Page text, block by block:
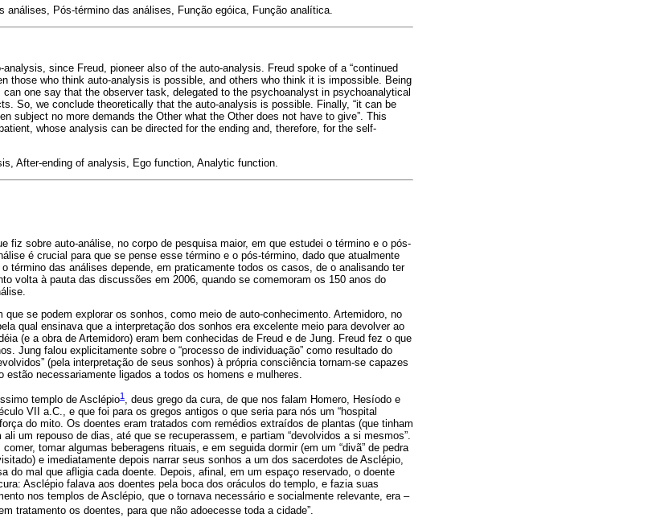
análises, Pós-término das análises, Função egóica, Função analítica.
since Freud, pioneer also of the auto-analysis. Freud spoke of a “continued
those who think auto-analysis is possible, and others who think it is impossible. Being
one say that the observer task, delegated to the psychoanalyst in psychoanalytical
So, we conclude theoretically that the auto-analysis is possible. Finally, “it can be
subject no more demands the Other what the Other does not have to give”. This
whose analysis can be directed for the ending and, therefore, for the self-
After-ending of analysis, Ego function, Analytic function.
fiz sobre auto-análise, no corpo de pesquisa maior, em que estudei o término e o pós-
é crucial para que se pense esse término e o pós-término, dado que atualmente
término das análises depende, em praticamente todos os casos, de o analisando ter
volta à pauta das discussões em 2006, quando se comemoram os 150 anos do
se podem explorar os sonhos, como meio de auto-conhecimento. Artemidoro, no
qual ensinava que a interpretação dos sonhos era excelente meio para devolver ao
(e a obra de Artemidoro) eram bem conhecidas de Freud e de Jung. Freud fez o que
Jung falou explicitamente sobre o “processo de individuação” como resultado do
(pela interpretação de seus sonhos) à própria consciência tornam-se capazes
estão necessariamente ligados a todos os homens e mulheres.
templo de Asclépio1 , deus grego da cura, de que nos falam Homero, Hesíodo e
VII a.C., e que foi para os gregos antigos o que seria para nós um “hospital
do mito. Os doentes eram tratados com remédios extraídos de plantas (que tinham
um repouso de dias, até que se recuperassem, e partiam “devolvidos a si mesmos”.
tomar algumas beberagens rituais, e em seguida dormir (em um “divã” de pedra
e imediatamente depois narrar seus sonhos a um dos sacerdotes de Asclépio,
do mal que afligia cada doente. Depois, afinal, em um espaço reservado, o doente
Asclépio falava aos doentes pela boca dos oráculos do templo, e fazia suas
nos templos de Asclépio, que o tornava necessário e socialmente relevante, era –
tratamento os doentes, para que não adoecesse toda a cidade”.